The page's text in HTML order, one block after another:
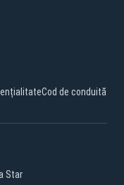
Cod de conduită
Star